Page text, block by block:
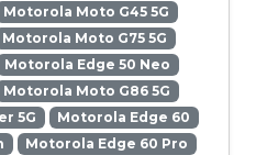
Motorola Moto G45 5G
Motorola Moto G75 5G
Motorola Edge 50 Neo
Motorola Moto G86 5G
5G
Motorola Edge 60
Motorola Edge 60 Pro